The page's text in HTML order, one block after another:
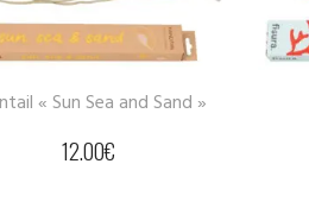
« Sun Sea and Sand »
12.00€